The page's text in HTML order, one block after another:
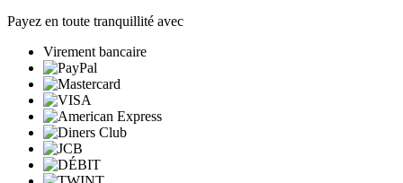
Payez en toute tranquillité avec
Virement bancaire